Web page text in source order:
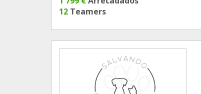
12 Teamers